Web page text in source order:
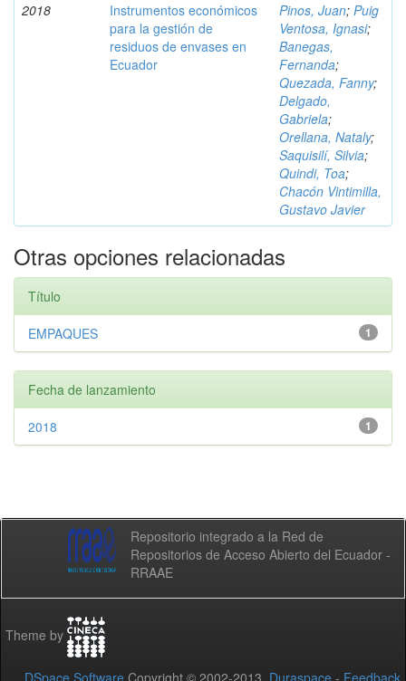
2018
Instrumentos económicos
para la gestión de
residuos de envases en
Ecuador
Pinos, Juan; Puig
Ventosa, Ignasi;
Banegas,
Fernanda;
Quezada, Fanny;
Delgado,
Gabriela;
Orellana, Nataly;
Saquisilí, Silvia;
Quindi, Toa;
Chacón Vintimilla,
Gustavo Javier
Otras opciones relacionadas
Título
1
EMPAQUES
Fecha de lanzamiento
1
2018
Repositorio integrado a la Red de
Repositorios de Acceso Abierto del Ecuador -
RRAAE
Theme by
DSpace Software Copyright © 2002-2013 Duraspace - Feedback